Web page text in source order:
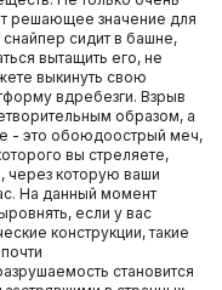
решающее значение для
сидит в башне,
вытащить его, не
выкинуть свою
вдребезги. Взрыв
образом, а
- это обоюдоострый меч,
вы стреляете,
через которую ваши
На данный момент
если у вас
конструкции, такие
становится